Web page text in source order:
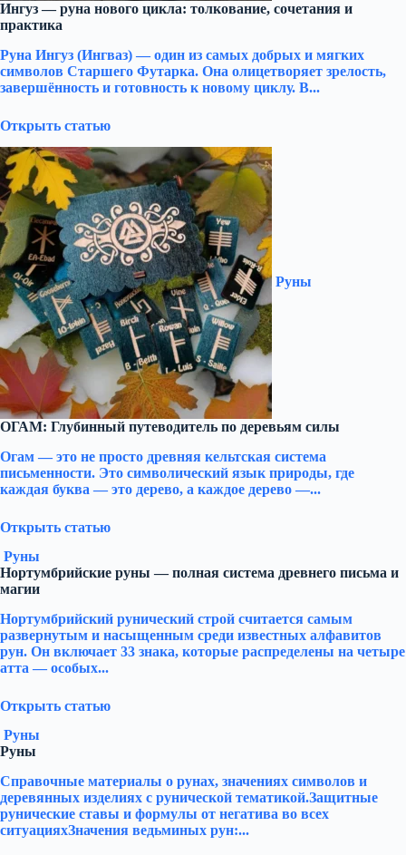
Ингуз — руна нового цикла: толкование, сочетания и
практика
Руна Ингуз (Ингваз) — один из самых добрых и мягких
символов Старшего Футарка. Она олицетворяет зрелость,
завершённость и готовность к новому циклу. В...
Открыть статью
Руны
ОГАМ: Глубинный путеводитель по деревьям силы
Огам — это не просто древняя кельтская система
письменности. Это символический язык природы, где
каждая буква — это дерево, а каждое дерево —...
Открыть статью
Руны
Нортумбрийские руны — полная система древнего письма и
магии
Нортумбрийский рунический строй считается самым
развернутым и насыщенным среди известных алфавитов
рун. Он включает 33 знака, которые распределены на четыре
атта — особых...
Открыть статью
Руны
Руны
Справочные материалы о рунах, значениях символов и
деревянных изделиях с рунической тематикой.Защитные
рунические ставы и формулы от негатива во всех
ситуацияхЗначения ведьминых рун:...